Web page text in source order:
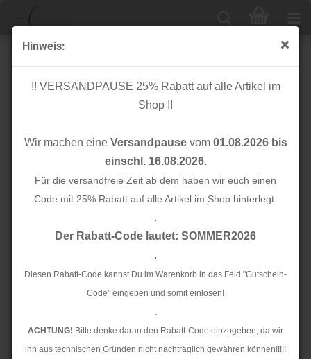
Hinweis:
!! VERSANDPAUSE 25% Rabatt auf alle Artikel im
Shop !!
Wir machen eine Versandpausevom 01.08.2026 bis
einschl. 16.08.2026.
Für die versandfreie Zeit ab dem haben wir euch einen
Code mit 25% Rabatt auf alle Artikel im Shop hinterlegt.
.
Der Rabatt-Code lautet: SOMMER2026
.
Diesen Rabatt-Code kannst Du im Warenkorb in das Feld "Gutschein-
Code" eingeben und somit einlösen!
.
ACHTUNG! Bitte denke daran den Rabatt-Code einzugeben, da wir
ihn aus technischen Gründen nicht nachträglich gewähren können!!!!!
Stripes - unelastisch - 2,8 cm - dunkelblau/rot